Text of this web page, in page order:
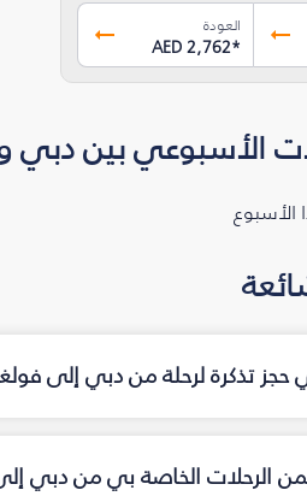
العودة
AED 2,762*
الأسبوعي بين دبي
الأسبوع
حجز تذكرة لرحلة من دبي إلى
الرحلات الخاصة بي من دبي إلى